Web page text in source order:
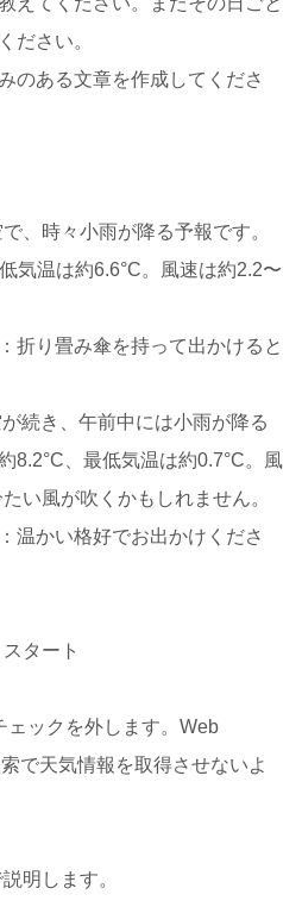
ださい。
のある文章を作成してくださ
、時々小雨が降る予報です。
気温は約6.6°C。風速は約2.2〜
折り畳み傘を持って出かけると
続き、午前中には小雨が降る
8.2°C、最低気温は約0.7°C。風
い風が吹くかもしれません。
温かい格好でお出かけくださ
スタート
ェックを外します。Web
で天気情報を取得させないよ
明します。